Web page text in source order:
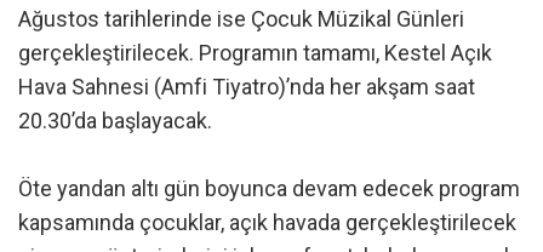
Ağustos tarihlerinde ise Çocuk Müzikal Günleri
gerçekleştirilecek. Programın tamamı, Kestel Açık
Hava Sahnesi (Amfi Tiyatro)’nda her akşam saat
20.30’da başlayacak.
Öte yandan altı gün boyunca devam edecek program
kapsamında çocuklar, açık havada gerçekleştirilecek